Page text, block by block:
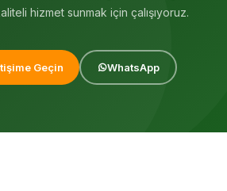
hizmet sunmak için çalışıyoruz.
Geçin WhatsApp